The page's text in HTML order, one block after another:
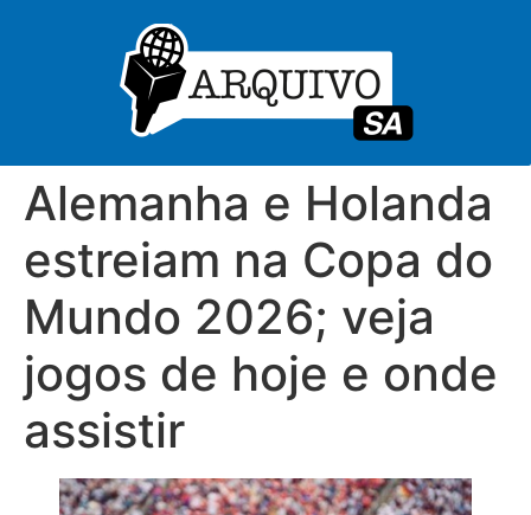
Alemanha e Holanda
estreiam na Copa do
Mundo 2026; veja
jogos de hoje e onde
assistir